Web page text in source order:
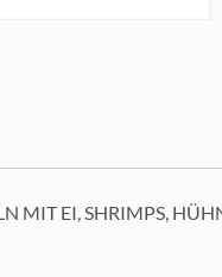
MIT EI, SHRIMPS,